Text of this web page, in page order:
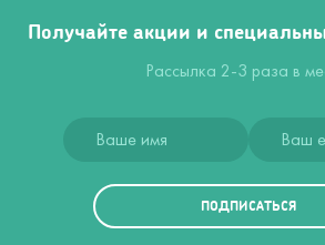
Получайте акции и
Рассылка 2-3 раза в
ПОДПИСАТЬСЯ